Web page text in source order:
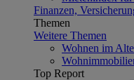
Finanzen,
Themen
Weitere Themen
Wohnen im
Top Report